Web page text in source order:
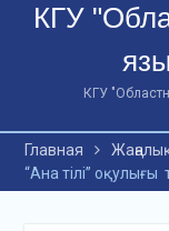
КГУ
КГУ
Главная
“Ана тілі” оқулығы